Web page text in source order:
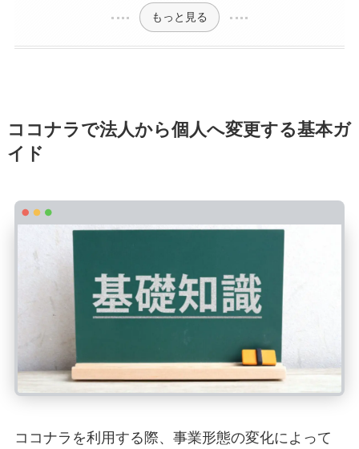
もっと見る
ココナラで法人から個人へ変更する基本ガ
イド
ココナラを利用する際、事業形態の変化によって